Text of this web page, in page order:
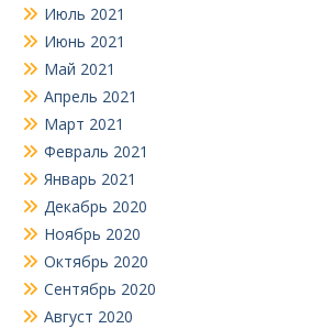
Июль 2021
Июнь 2021
Май 2021
Апрель 2021
Март 2021
Февраль 2021
Январь 2021
Декабрь 2020
Ноябрь 2020
Октябрь 2020
Сентябрь 2020
Август 2020